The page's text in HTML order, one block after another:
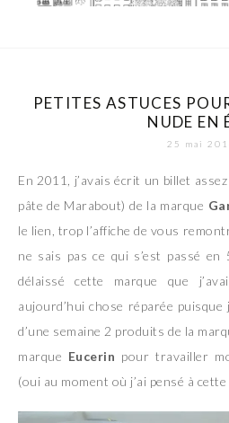
PETITES ASTUCES
NUDE EN
25 mai
En 2011, j’avais écrit un billet
pâte de Marabout) de la marque
le lien, trop l’affiche de vous
ne sais pas ce qui s’est passé en
délaissé cette marque que
aujourd’hui chose réparée
d’une semaine 2 produits de la
marque Eucerin pour travailler
(oui au moment où j’ai pensé à